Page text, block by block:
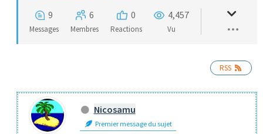
9
Messages
6
Membres
0
Reactions
4,457
Vu
RSS
Nicosamu
Premier message du sujet